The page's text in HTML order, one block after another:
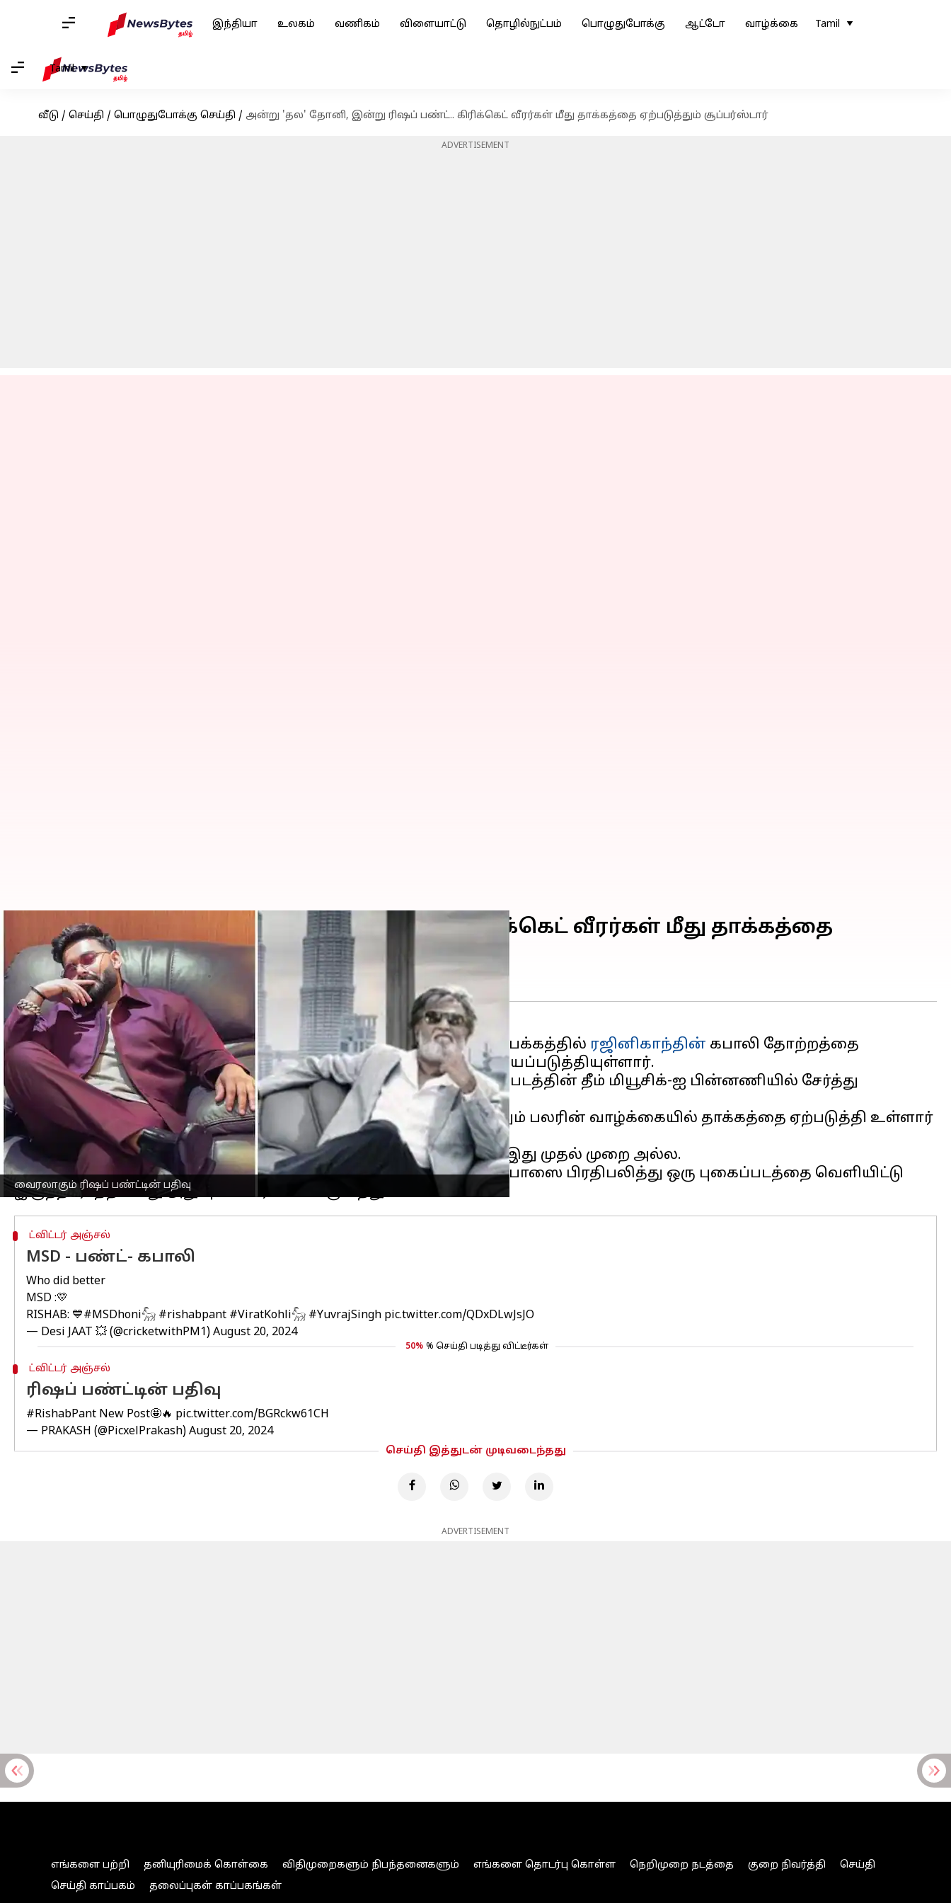
இந்தியா உலகம் வணிகம் விளையாட்டு தொழில்நுட்பம் பொழுதுபோக்கு ஆட்டோ வாழ்க்கை Tamil
Tamil
வீடு / செய்தி / பொழுதுபோக்கு செய்தி / அன்று 'தல' தோனி, இன்று ரிஷப் பண்ட்.. கிரிக்கெட் வீரர்கள் மீது தாக்கத்தை ஏற்படுத்தும் சூப்பர்ஸ்டார்
ADVERTISEMENT
வைரலாகும் ரிஷப் பண்ட்டின் பதிவு
அன்று 'தல' தோனி, இன்று ரிஷப் பண்ட்.. கிரிக்கெட் வீரர்கள் மீது தாக்கத்தை
ஏற்படுத்தும் சூப்பர்ஸ்டார்
எழுதியவர் Venkatalakshmi V Aug 21, 2024
செய்தி முன்னோட்டம்
இந்தியகிரிக்கெட்வீரர் ரிஷப் பண்ட் நேற்று தனதுஇன்ஸ்டாகிராம் பக்கத்தில் ரஜினிகாந்தின் கபாலி தோற்றத்தை
பிரதிபலிக்கும் ஒரு புகைப்படத்தை வெளியிட்டு ரசிகர்களை ஆச்சரியப்படுத்தியுள்ளார்.
அதற்கு கேப்ஷனாக 'தலைவா' என குறிப்பிட்டது மட்டுமின்றி, பேட்ட படத்தின் தீம் மியூசிக்-ஐ பின்னணியில் சேர்த்து
பதிவிட்டிருந்தார்.
சூப்பர்ஸ்டார் ரஜினிகாந்த், தமிழ்நாடு மட்டுமின்றி இந்தியா முழுவதும் பலரின் வாழ்க்கையில் தாக்கத்தை ஏற்படுத்தி உள்ளார்
என்பதற்கு இதுவும் ஒரு சான்று.
கிரிக்கெட் வீரர்கள் மத்தியில் ரஜினியின் ஸ்டைலை பின்பற்றுவது இது முதல் முறை அல்ல.
இதற்கு முன்னதாகஎம்.எஸ்.தோனியும்கபாலி படத்திலிருந்து ஒரு போஸை பிரதிபலித்து ஒரு புகைப்படத்தை வெளியிட்டு
ட்விட்டர் அஞ்சல்
MSD - பண்ட்- கபாலி
Who did better
MSD :💛
RISHAB: 💙#MSDhoni𓃵 #rishabpant #ViratKohli𓃵 #YuvrajSingh pic.twitter.com/QDxDLwJsJO
— Desi JAAT 💥 (@cricketwithPM1) August 20, 2024
50% % செய்தி படித்து விட்டீர்கள்
ட்விட்டர் அஞ்சல்
ரிஷப் பண்ட்டின் பதிவு
#RishabPant New Post🤩🔥 pic.twitter.com/BGRckw61CH
— PRAKASH (@PicxelPrakash) August 20, 2024
செய்தி இத்துடன் முடிவடைந்தது
ADVERTISEMENT
எங்களை பற்றி தனியுரிமைக் கொள்கை விதிமுறைகளும் நிபந்தனைகளும் எங்களை தொடர்பு கொள்ள நெறிமுறை நடத்தை குறை நிவர்த்தி
செய்தி
செய்தி காப்பகம்
தலைப்புகள் காப்பகங்கள்